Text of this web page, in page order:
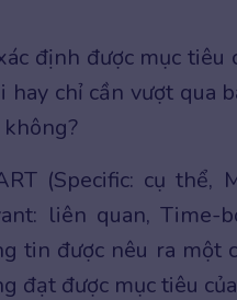
định được mục
chỉ cần vượt qua
(Specific: cụ thể,
liên quan,
tin được nêu ra một
đạt được mục tiêu